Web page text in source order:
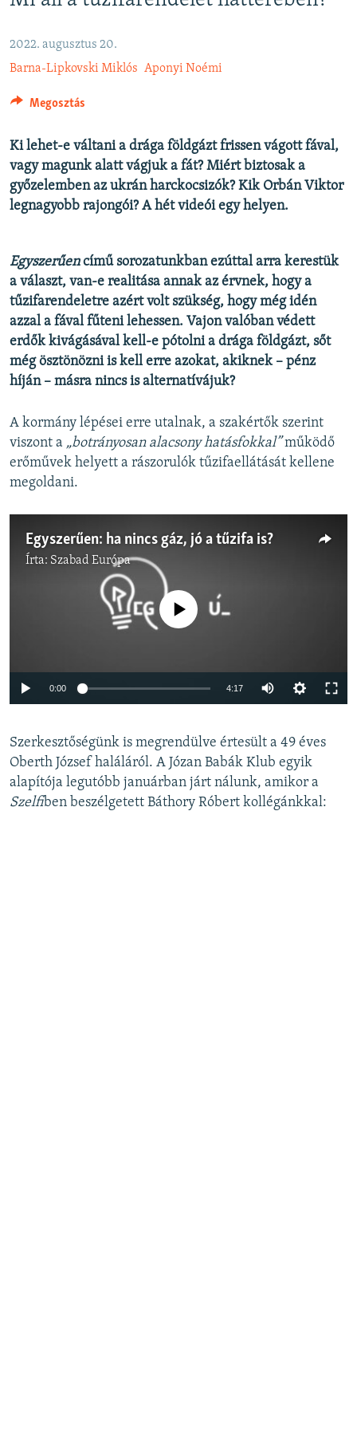
VILÁG
KLÍMAVÁLTOZÁS
A MÚLT TANULSÁGAI
KÖVESSEN MINKET!
Valamennyi RFE/RL weboldal
2022. augusztus 20.
Barna-Lipkovski Miklós Aponyi Noémi
Megosztás
Ki lehet-e váltani a drága földgázt frissen vágott fával,
vagy magunk alatt vágjuk a fát? Miért biztosak a
győzelemben az ukrán harckocsizók? Kik Orbán Viktor
legnagyobb rajongói? A hét videói egy helyen.
Egyszerűencímű sorozatunkban ezúttal arra kerestük
a választ, van-e realitása annak az érvnek, hogy a
tűzifarendeletre azért volt szükség, hogy még idén
azzal a fával fűteni lehessen. Vajon valóban védett
erdők kivágásával kell-e pótolni a drága földgázt, sőt
még ösztönözni is kell erre azokat, akiknek – pénz
híján – másra nincs is alternatívájuk?
A kormány lépései erre utalnak, a szakértők szerint
viszont a „botrányosan alacsony hatásfokkal”működő
erőművek helyett a rászorulók tűzifaellátását kellene
megoldani.
Egyszerűen: ha nincs gáz, jó a tűzifa is?
Írta: Szabad Európa
Auto 240p 360p 480p
720p 1080p
Jelenleg nincs elérhető tartalom
0:00 4:17
360p
480p
720p
Szerkesztőségünk is megrendülve értesült a 49 éves
Oberth József haláláról. A Józan Babák Klub egyik
alapítója legutóbb januárban járt nálunk, amikor a
Szelfiben beszélgetett Báthory Róbert kollégánkkal: